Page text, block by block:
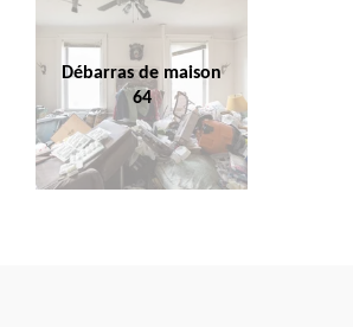
Débarras de maison
64